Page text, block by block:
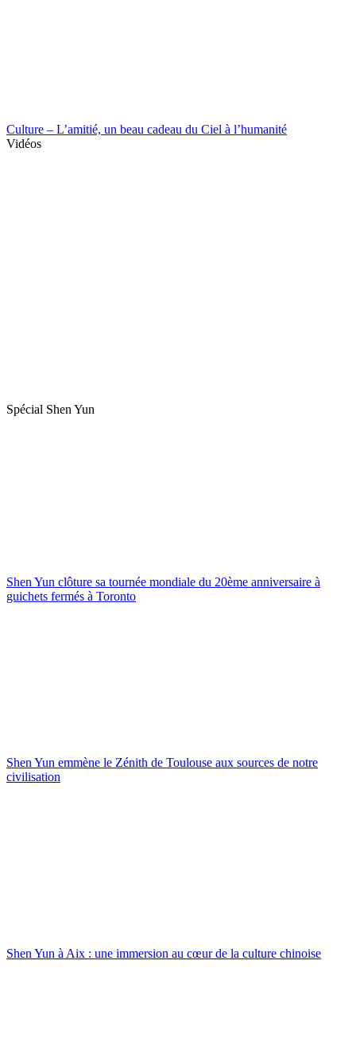
Culture – L’amitié, un beau cadeau du Ciel à l’humanité
Vidéos
Spécial Shen Yun
Shen Yun clôture sa tournée mondiale du 20ème anniversaire à
guichets fermés à Toronto
Shen Yun emmène le Zénith de Toulouse aux sources de notre
civilisation
Shen Yun à Aix : une immersion au cœur de la culture chinoise